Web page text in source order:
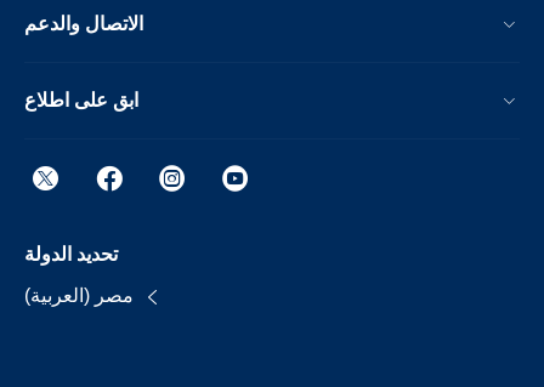
الاتصال والدعم
ابق على اطلاع
تحديد الدولة